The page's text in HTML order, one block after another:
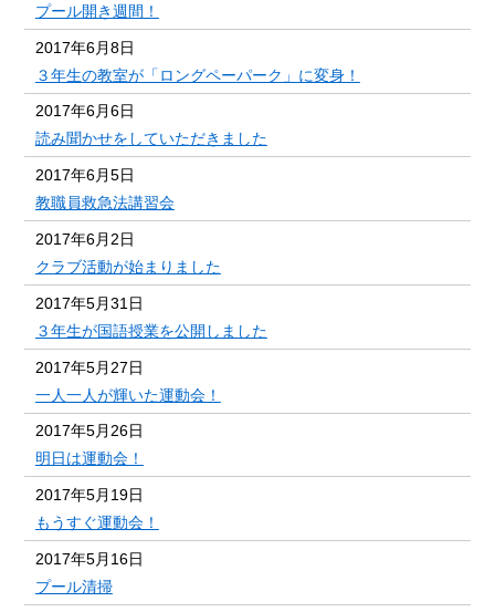
プール開き週間！
2017年6月8日
３年生の教室が「ロングペーパーク」に変身！
2017年6月6日
読み聞かせをしていただきました
2017年6月5日
教職員救急法講習会
2017年6月2日
クラブ活動が始まりました
2017年5月31日
３年生が国語授業を公開しました
2017年5月27日
一人一人が輝いた運動会！
2017年5月26日
明日は運動会！
2017年5月19日
もうすぐ運動会！
2017年5月16日
プール清掃